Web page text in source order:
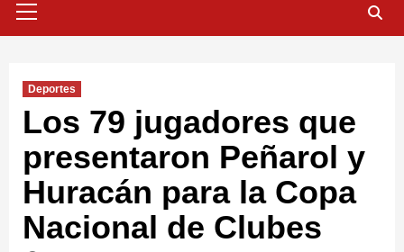
primario
Deportes
Los 79 jugadores que
presentaron Peñarol y
Huracán para la Copa
Nacional de Clubes